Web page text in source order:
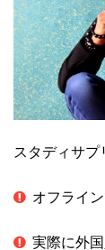
スタディサプ
オフライ
実際に外